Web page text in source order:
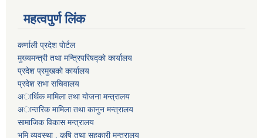
महत्वपुर्ण लिंक
कर्णाली प्रदेश पाेर्टल
मुख्यमन्त्री तथा मन्त्रिपरिषद्काे कार्यालय
प्रदेश प्रमुखकाे कार्यालय
प्रदेश सभा सचिवालय
अार्थिक मामिला तथा याेजना मन्त्रालय
अान्तरिक मामिला तथा कानुन मन्त्रालय
सामाजिक विकास मन्त्रालय
भुमि व्यवस्था , कृषि तथा सहकारी मन्त्रालय